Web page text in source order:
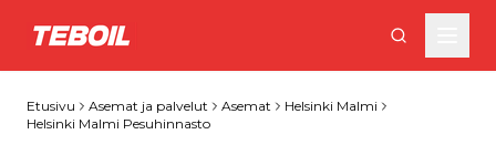
Siirry pääsisältöön
Etusivu Asemat ja palvelut Asemat
Helsinki Malmi
Helsinki Malmi Pesuhinnasto